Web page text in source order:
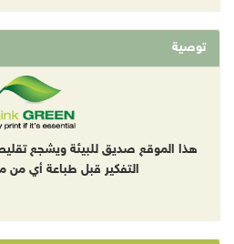
توصية
هذا الموقع صديق للبيئة ويشجع
التفكير قبل طباعة أي من